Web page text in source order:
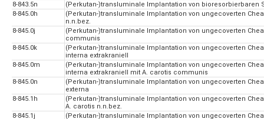
8-843.5n
(Perkutan-)transluminale Implantation von bioresorbierbaren
8-845.0h
(Perkutan-)transluminale Implantation von ungecoverten
n.n.bez.
8-845.0j
(Perkutan-)transluminale Implantation von ungecoverten
communis
8-845.0k
(Perkutan-)transluminale Implantation von ungecoverten
interna extrakraniell
8-845.0m
(Perkutan-)transluminale Implantation von ungecoverten
interna extrakraniell mit A. carotis communis
8-845.0n
(Perkutan-)transluminale Implantation von ungecoverten
externa
8-845.1h
(Perkutan-)transluminale Implantation von ungecoverten
A. carotis n.n.bez.
8-845.1j
(Perkutan-)transluminale Implantation von ungecoverten